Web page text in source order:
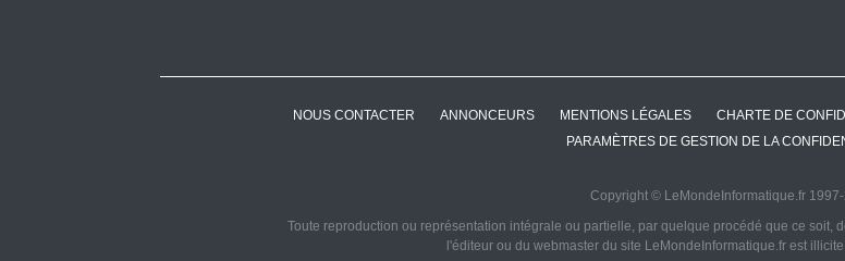
NOUS CONTACTER ANNONCEURS MENTIONS LÉGALES CHARTE DE
PARAMÈTRES DE GESTION DE LA
Copyright © LeMondeInformatique.fr
Toute reproduction ou représentation intégrale ou partielle, par quelque procédé que ce soit,
l'éditeur ou du webmaster du site LeMondeInformatique.fr est